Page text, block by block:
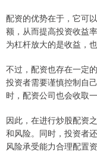
配资的优势在于，它可
额，从而提高投资收益
为杠杆放大的是收益，
不过，配资也存在一定
投资者需要谨慎控制自
时，配资公司也会收取
因此，在进行炒股配资
和风险。同时，投资者
风险承受能力合理配置资